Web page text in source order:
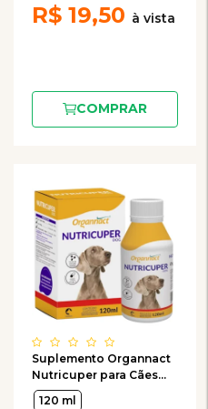
R$ 19,50
COMPRAR
Suplemento Organnact
Nutricuper para Cães
120ml
120 ml